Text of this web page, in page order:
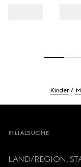
Kinder
FILIALSUCHE
LAND/REGION,